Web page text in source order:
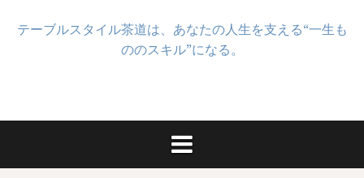
テーブルスタイル茶道は、あなたの人生を支える“一生も
ののスキル”になる。